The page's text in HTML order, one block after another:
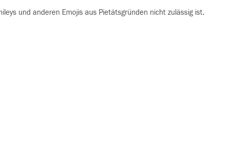
und anderen Emojis aus Pietätsgründen nicht zulässig ist.